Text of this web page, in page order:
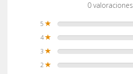
0 valoraciones
5
4
3
2